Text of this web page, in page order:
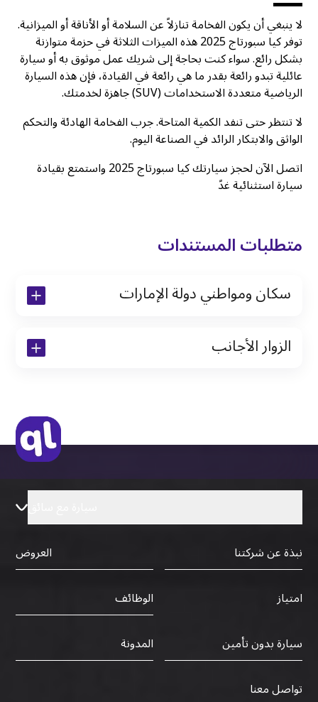
لا ينبغي أن يكون الفخامة تنازلاً عن السلامة أو الأناقة أو الميزانية.
توفر كيا سبورتاج 2025 هذه الميزات الثلاثة في حزمة متوازنة
بشكل رائع. سواء كنت بحاجة إلى شريك عمل موثوق به أو سيارة
عائلية تبدو رائعة بقدر ما هي رائعة في القيادة، فإن هذه السيارة
الرياضية متعددة الاستخدامات (SUV) جاهزة لخدمتك.
لا تنتظر حتى تنفد الكمية المتاحة. جرب الفخامة الهادئة والتحكم
الواثق والابتكار الرائد في الصناعة اليوم.
اتصل الآن لحجز سيارتك كيا سبورتاج 2025 واستمتع بقيادة
سيارة استثنائية غدً
متطلبات المستندات
سكان ومواطني دولة الإمارات
نسخة من تأشيرة الاقامة
الزوار الأجانب
نبذة عن شركتنا
العروض
امتياز
الوظائف
سيارة بدون تأمين
المدونة
تواصل معنا